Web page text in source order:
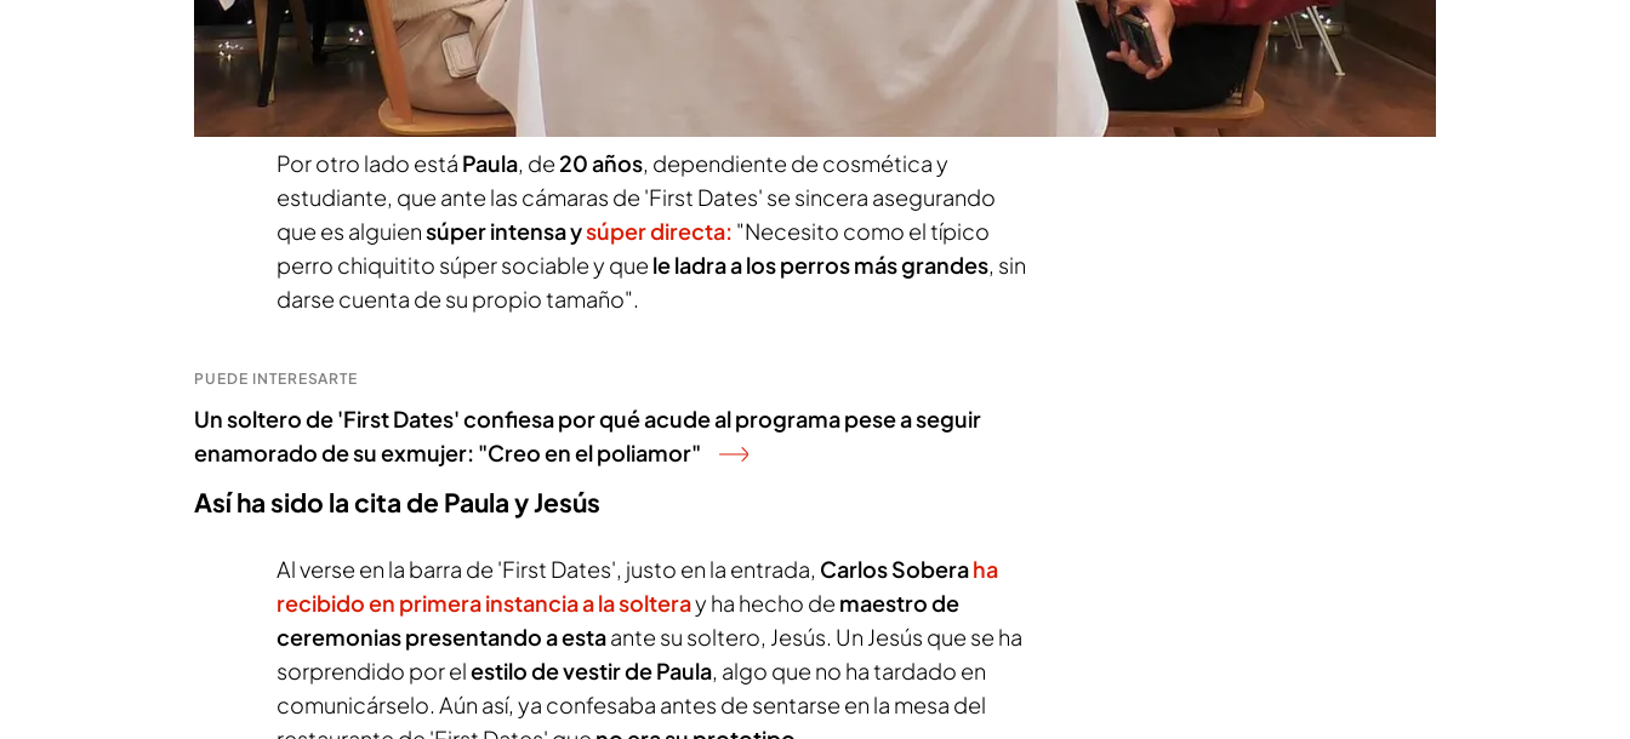
imagen y estilistay entre sus mayores aficiones están el baloncesto y
ajedrez. Se considera alguien
y busca a alguien
"femenina, que se cuide".
Por otro lado está Paula, de 20 años, dependiente de cosmética y
estudiante, que ante las cámaras de 'First Dates' se sincera asegurando
que es alguiensúper intensa ysúper directa: "Necesito como el típico
perro chiquitito súper sociable y que le ladra a los perros más grandes, sin
darse cuenta de su propio tamaño".
PUEDE INTERESARTE
Un soltero de 'First Dates' confiesa por qué acude al programa pese a seguir
enamorado de su exmujer: "Creo en el poliamor"
Así ha sido la cita de Paula y Jesús
Al verse en la barra de 'First Dates', justo en la entrada, Carlos Soberaha
recibido en primera instancia a la solteray ha hecho de maestro de
ceremonias presentando a estaante su soltero, Jesús. Un Jesús que se ha
sorprendido por elestilo de vestir de Paula, algo que no ha tardado en
comunicárselo. Aún así, ya confesaba antes de sentarse en la mesa del